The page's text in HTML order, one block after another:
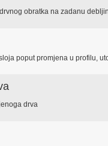
obratka na zadanu
poput promjena u profilu,
drva